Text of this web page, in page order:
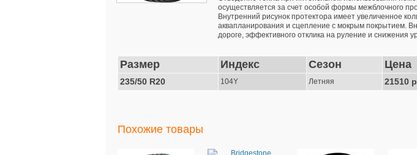
осуществляется за счет особой формы межблочного
Внутренний рисунок протектора имеет увеличенное
аквапланирования и сцепление с мокрым покрытием.
дороге, эффективного отклика на руление и снижения
Размер Индекс Сезон Цена
235/50 R20 104Y Летняя 21510
Похожие товары